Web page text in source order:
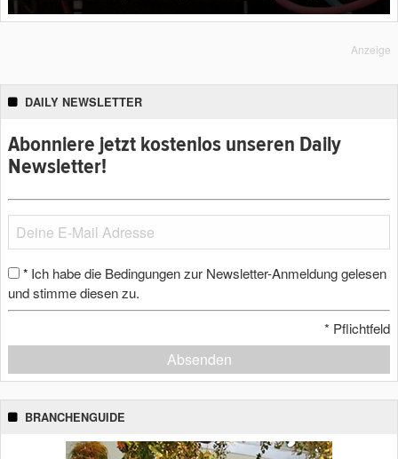
Anzeige
DAILY NEWSLETTER
Abonniere jetzt kostenlos unseren Daily
Newsletter!
* Ich habe die Bedingungen zur Newsletter-Anmeldung gelesen
und stimme diesen zu.
* Pflichtfeld
Absenden
BRANCHENGUIDE